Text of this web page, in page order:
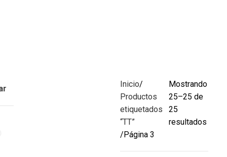
Inicio
Productos
etiquetados
“TT”
Página 3
Mostrando
25–25 de
25
resultados